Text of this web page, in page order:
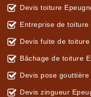
Devis toiture
Entreprise de toiture
Devis fuite de
Bâchage de toiture
Devis pose gouttière
Devis zingueur